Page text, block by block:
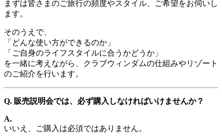
まずは皆さまのご旅行の頻度やスタイル、ご希望をお伺いし
ます。
そのうえで、
「どんな使い方ができるのか」
「ご自身のライフスタイルに合うかどうか」
を一緒に考えながら、クラブウィンダムの仕組みやリゾート
のご紹介を行います。
Q. 販売説明会では、必ず購入しなければいけませんか？
A.
いいえ、ご購入は必須ではありません。